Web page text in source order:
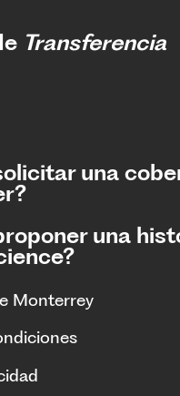
Transferencia
una
una
Monterrey